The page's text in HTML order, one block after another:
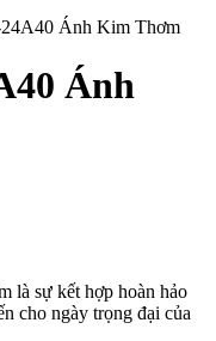
Ánh Kim Thơm
Ánh
là sự kết hợp hoàn hảo
cho ngày trọng đại của